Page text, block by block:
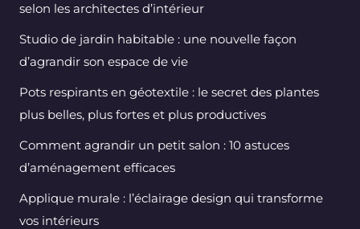
selon les architectes d’intérieur
Studio de jardin habitable : une nouvelle façon
d’agrandir son espace de vie
Pots respirants en géotextile : le secret des plantes
plus belles, plus fortes et plus productives
Comment agrandir un petit salon : 10 astuces
d’aménagement efficaces
Applique murale : l’éclairage design qui transforme
vos intérieurs